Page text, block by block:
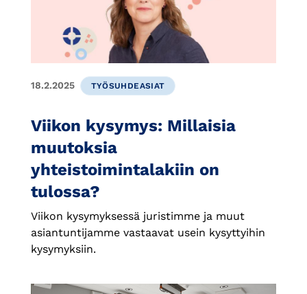
18.2.2025 TYÖSUHDEASIAT
Viikon kysymys: Millaisia
muutoksia
yhteistoimintalakiin on
tulossa?
Viikon kysymyksessä juristimme ja muut
asiantuntijamme vastaavat usein kysyttyihin
kysymyksiin.